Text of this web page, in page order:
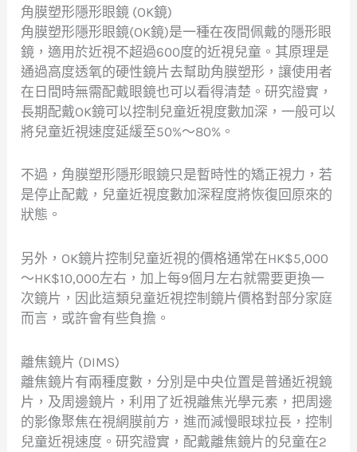
角膜塑形隱形眼鏡 (OK鏡)
角膜塑形隱形眼鏡(OK鏡)是一種在夜間佩戴的隱形眼
鏡，適用於近視不超過600度的近視兒童。其原理是
通過高度透氧的硬性鏡片去幫助角膜塑形，讓使用者
在日間時無需配戴眼鏡也可以看得清楚。研究證實，
長期配戴OK鏡可以控制兒童近視度數加深，一般可以
將兒童近視速度延緩至50%～80%。
不過，角膜塑形隱形眼鏡只是暫時性的矯正視力，若
是停止配戴，兒童近視度數加深程度將恢復回原來的
狀態。
另外，OK鏡片控制兒童近視的價格通常在HK$5,000
～HK$10,000左右，加上每9個月左右就需要更換一
次鏡片，因此這類兒童近視控制鏡片價格對部分家庭
而言，或許會有些負擔。
離焦鏡片 (DIMS)
離焦鏡片有兩種度數，分別是中央位置是普通近視鏡
片，及周邊鏡片，利用了近視離焦光學元素，把周邊
的影像聚焦在視網膜前方，進而減慢眼球拉長，控制
兒童近視速度。研究證實，配戴離焦鏡片的兒童在2